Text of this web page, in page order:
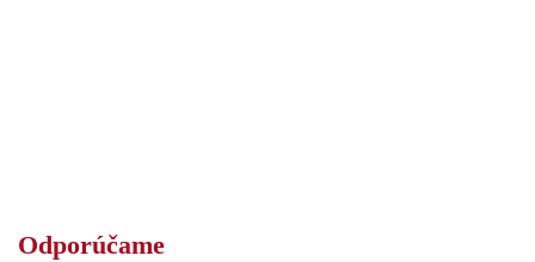
Odporúčame